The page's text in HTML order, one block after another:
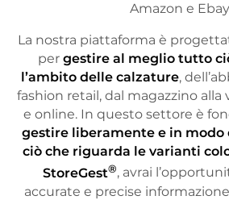
Amazon e
La nostra piattaforma è
per gestire al meglio tutto
l’ambito delle calzature,
fashion retail, dal magazzino
e online. In questo settore è
gestire liberamente e in
ciò che riguarda le varianti
StoreGest®, avrai
accurate e precise